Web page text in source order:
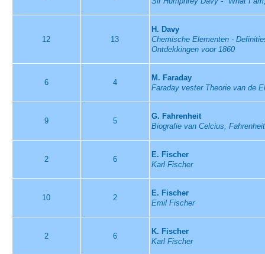
12 13
H. Davy
Chemische Elementen -
Ontdekkingen voor 1860
6 4
M. Faraday
Faraday vester Theorie van de
9 5
G. Fahrenheit
Biografie van Celcius,
2 6
E. Fischer
Karl Fischer
10 2
E. Fischer
Emil Fischer
2 6
K. Fischer
Karl Fischer